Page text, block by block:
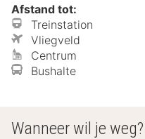
Afstand tot:
Treinstation
Vliegveld
Centrum
Bushalte
Wanneer wil je weg?